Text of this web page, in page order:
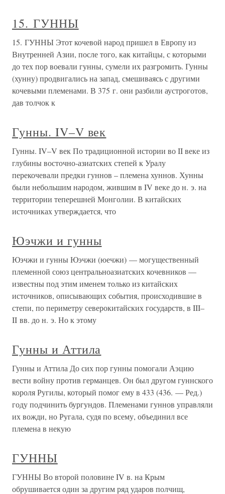
15. ГУННЫ
15. ГУННЫ Этот кочевой народ пришел в Европу из
Внутренней Азии, после того, как китайцы, с которыми
до тех пор воевали гунны, сумели их разгромить. Гунны
(хунну) продвигались на запад, смешиваясь с другими
кочевыми племенами. В 375 г. они разбили аустроготов,
дав толчок к
Гунны. IV–V век
Гунны. IV–V век По традиционной истории во II веке из
глубины восточно-азиатских степей к Уралу
перекочевали предки гуннов – племена хуннов. Хунны
были небольшим народом, жившим в IV веке до н. э. на
территории теперешней Монголии. В китайских
источниках утверждается, что
Юэчжи и гунны
Юэчжи и гунны Юэчжи (юечжи) — могущественный
племенной союз центральноазиатских кочевников —
известны под этим именем только из китайских
источников, описывающих события, происходившие в
степи, по периметру северокитайских государств, в III–
II вв. до н. э. Но к этому
Гунны и Аттила
Гунны и Аттила До сих пор гунны помогали Аэцию
вести войну против германцев. Он был другом гуннского
короля Ругилы, который помог ему в 433 (436. — Ред.)
году подчинить бургундов. Племенами гуннов управляли
их вожди, но Ругала, судя по всему, объединил все
племена в некую
ГУННЫ
ГУННЫ Во второй половине IV в. на Крым
обрушивается один за другим ряд ударов полчищ,